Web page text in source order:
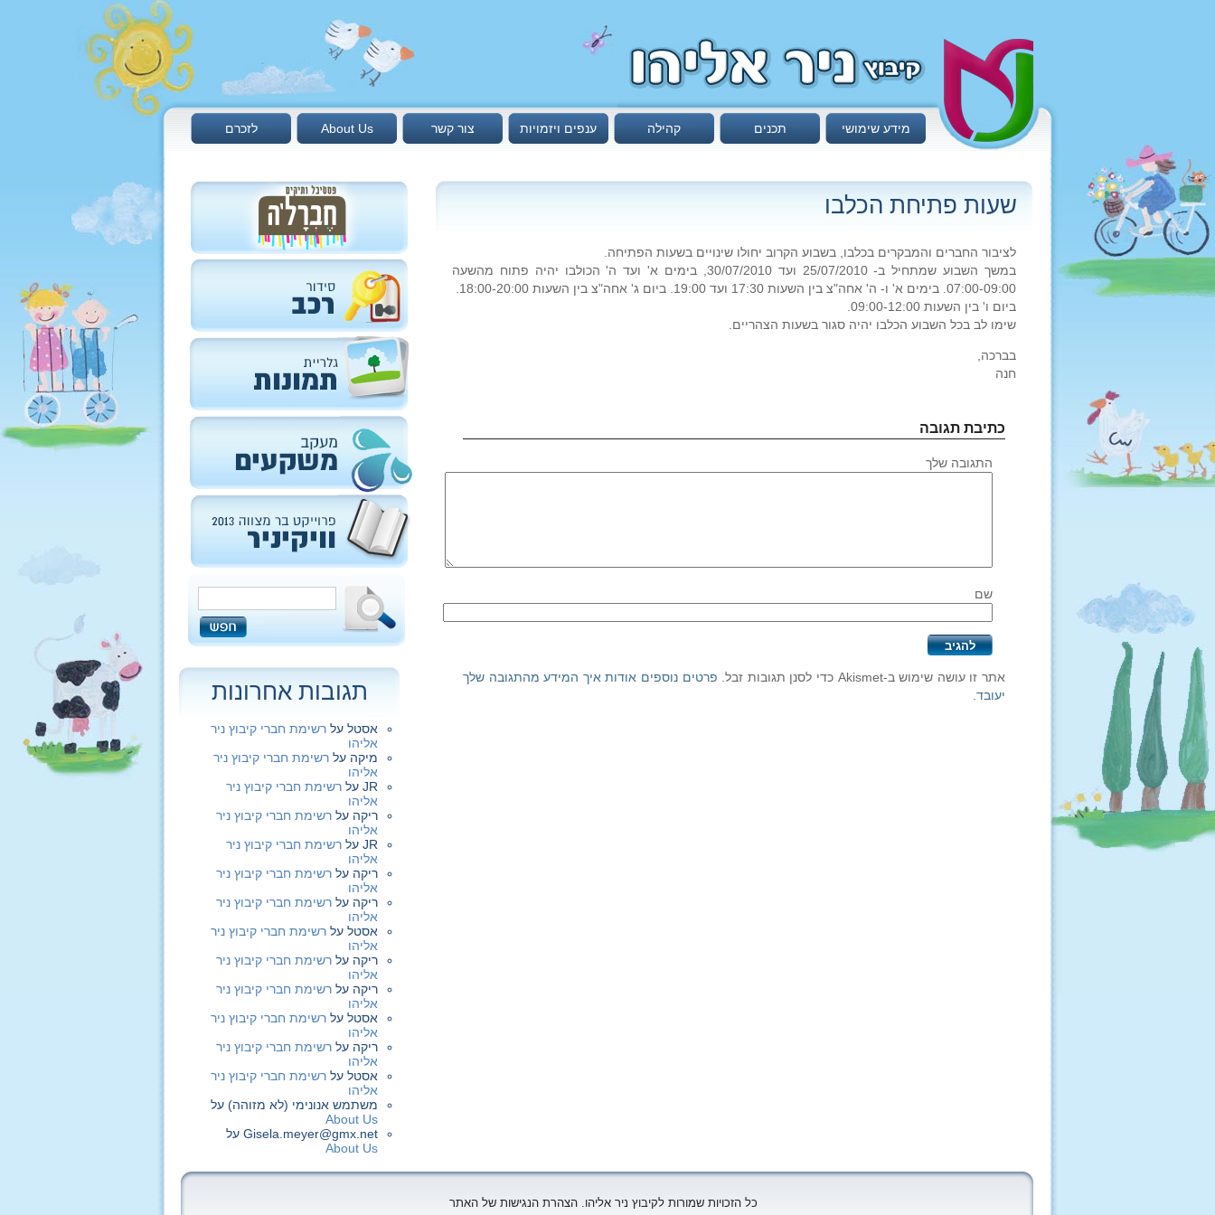
לזכרם About Us צור קשר ענפים ויזמויות קהילה תכנים מידע שימושי
שעות פתיחת הכלבו
לציבור החברים והמבקרים בכלבו, בשבוע הקרוב יחולו שינויים בשעות הפתיחה.
במשך השבוע שמתחיל ב- 25/07/2010 ועד 30/07/2010, בימים א' ועד ה' הכולבו יהיה פתוח מהשעה
07:00-09:00. בימים א' ו- ה' אחה"צ בין השעות 17:30 ועד 19:00. ביום ג' אחה"צ בין השעות 18:00-20:00.
ביום ו' בין השעות 09:00-12:00.
שימו לב בכל השבוע הכלבו יהיה סגור בשעות הצהריים.
בברכה,
חנה
כתיבת תגובה
התגובה שלך
שם
אתר זו עושה שימוש ב-Akismet כדי לסנן תגובות זבל.
פרטים נוספים אודות איך המידע מהתגובה שלך
יעובד
תגובות אחרונות
אסטל על רשימת חברי קיבוץ ניר
אליהו
מיקה על רשימת חברי קיבוץ ניר
אליהו
JR על רשימת חברי קיבוץ ניר
אליהו
ריקה על רשימת חברי קיבוץ ניר
אליהו
JR על רשימת חברי קיבוץ ניר
אליהו
ריקה על רשימת חברי קיבוץ ניר
אליהו
ריקה על רשימת חברי קיבוץ ניר
אליהו
אסטל על רשימת חברי קיבוץ ניר
אליהו
ריקה על רשימת חברי קיבוץ ניר
אליהו
ריקה על רשימת חברי קיבוץ ניר
אליהו
אסטל על רשימת חברי קיבוץ ניר
אליהו
ריקה על רשימת חברי קיבוץ ניר
אליהו
אסטל על רשימת חברי קיבוץ ניר
אליהו
משתמש אנונימי (לא מזוהה) על
About Us
Gisela.meyer@gmx.net על
About Us
כל הזכויות שמורות לקיבוץ ניר אליהו. הצהרת הנגישות של האתר